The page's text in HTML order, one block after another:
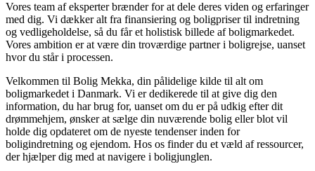
Vores team af eksperter brænder for at dele deres viden og erfaringer
med dig. Vi dækker alt fra finansiering og boligpriser til indretning
og vedligeholdelse, så du får et holistisk billede af boligmarkedet.
Vores ambition er at være din troværdige partner i boligrejse, uanset
hvor du står i processen.
Velkommen til Bolig Mekka, din pålidelige kilde til alt om
boligmarkedet i Danmark. Vi er dedikerede til at give dig den
information, du har brug for, uanset om du er på udkig efter dit
drømmehjem, ønsker at sælge din nuværende bolig eller blot vil
holde dig opdateret om de nyeste tendenser inden for
boligindretning og ejendom. Hos os finder du et væld af ressourcer,
der hjælper dig med at navigere i boligjunglen.